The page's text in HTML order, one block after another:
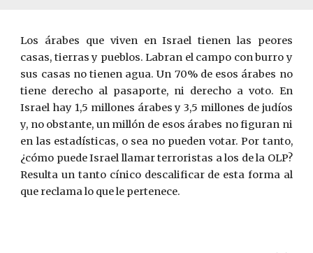
Los árabes que viven en Israel tienen las peores
casas, tierras y pueblos. Labran el campo con burro y
sus casas no tienen agua. Un 70% de esos árabes no
tiene derecho al pasaporte, ni derecho a voto. En
Israel hay 1,5 millones árabes y 3,5 millones de judíos
y, no obstante, un millón de esos árabes no figuran ni
en las estadísticas, o sea no pueden votar. Por tanto,
¿cómo puede Israel llamar terroristas a los de la OLP?
Resulta un tanto cínico descalificar de esta forma al
que reclama lo que le pertenece.